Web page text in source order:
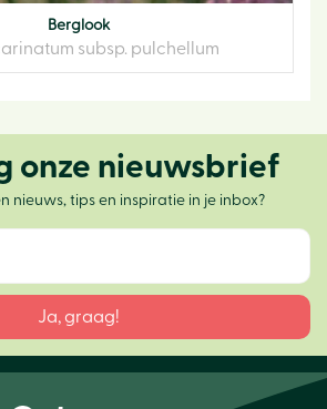
Berglook
subsp. pulchellum
onze nieuwsbrief
nieuws, tips en inspiratie in je inbox?